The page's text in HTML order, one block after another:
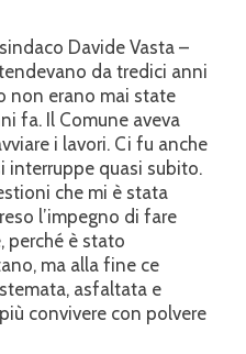
Davide Vasta –
da tredici anni
non erano mai state
fa. Il Comune aveva
i lavori. Ci fu anche
interruppe quasi subito.
che mi è stata
l’impegno di fare
perché è stato
ma alla fine ce
asfaltata e
convivere con polvere